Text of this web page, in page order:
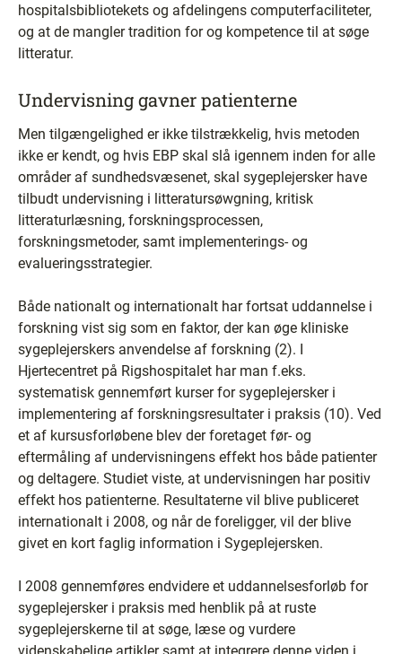
hospitalsbibliotekets og afdelingens computerfaciliteter,
og at de mangler tradition for og kompetence til at søge
litteratur.
Undervisning gavner patienterne
Men tilgængelighed er ikke tilstrækkelig, hvis metoden
ikke er kendt, og hvis EBP skal slå igennem inden for alle
områder af sundhedsvæsenet, skal sygeplejersker have
tilbudt undervisning i litteratursøwgning, kritisk
litteraturlæsning, forskningsprocessen,
forskningsmetoder, samt implementerings- og
evalueringsstrategier.
Både nationalt og internationalt har fortsat uddannelse i
forskning vist sig som en faktor, der kan øge kliniske
sygeplejerskers anvendelse af forskning (2). I
Hjertecentret på Rigshospitalet har man f.eks.
systematisk gennemført kurser for sygeplejersker i
implementering af forskningsresultater i praksis (10). Ved
et af kursusforløbene blev der foretaget før- og
eftermåling af undervisningens effekt hos både patienter
og deltagere. Studiet viste, at undervisningen har positiv
effekt hos patienterne. Resultaterne vil blive publiceret
internationalt i 2008, og når de foreligger, vil der blive
givet en kort faglig information i Sygeplejersken.
I 2008 gennemføres endvidere et uddannelsesforløb for
sygeplejersker i praksis med henblik på at ruste
sygeplejerskerne til at søge, læse og vurdere